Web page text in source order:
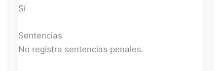
Sí
Sentencias
No registra sentencias penales.